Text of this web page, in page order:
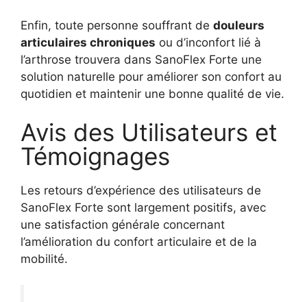
Enfin, toute personne souffrant de douleurs
articulaires chroniques ou d’inconfort lié à
l’arthrose trouvera dans SanoFlex Forte une
solution naturelle pour améliorer son confort au
quotidien et maintenir une bonne qualité de vie.
Avis des Utilisateurs et
Témoignages
Les retours d’expérience des utilisateurs de
SanoFlex Forte sont largement positifs, avec
une satisfaction générale concernant
l’amélioration du confort articulaire et de la
mobilité.